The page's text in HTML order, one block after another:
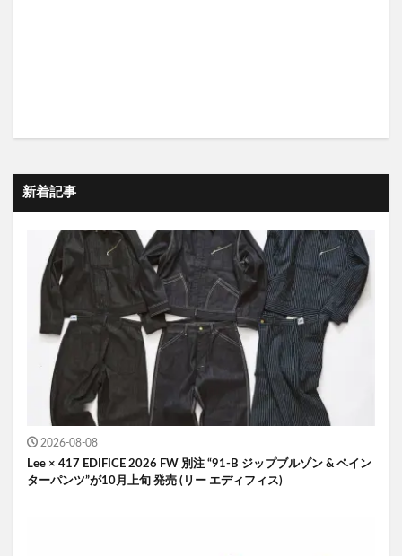
新着記事
2026-08-08
Lee × 417 EDIFICE 2026 FW 別注 “91-B ジップブルゾン & ペイン
ターパンツ”が10月上旬 発売 (リー エディフィス)